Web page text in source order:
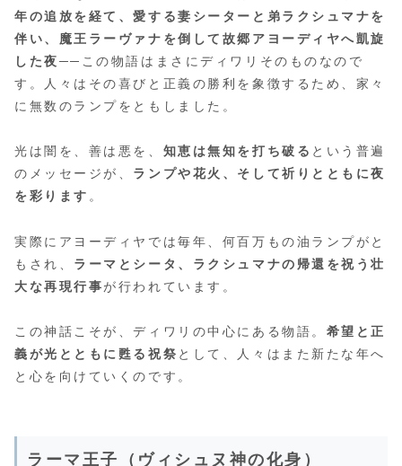
年の追放を経て、愛する妻シーターと弟ラクシュマナを
伴い、魔王ラーヴァナを倒して故郷アヨーディヤへ凱旋
した夜──この物語はまさにディワリそのものなので
す。人々はその喜びと正義の勝利を象徴するため、家々
に無数のランプをともしました。
光は闇を、善は悪を、 知恵は無知を打ち破る という普遍
のメッセージが、 ランプや花火、そして祈りとともに夜
を彩ります 。
実際にアヨーディヤでは毎年、何百万もの油ランプがと
もされ、 ラーマとシータ、ラクシュマナの帰還を祝う壮
大な再現行事が行われています。
この神話こそが、ディワリの中心にある物語。 希望と正
義が光とともに甦る祝祭 として、人々はまた新たな年へ
と心を向けていくのです。
ラーマ王子（ヴィシュヌ神の化身）